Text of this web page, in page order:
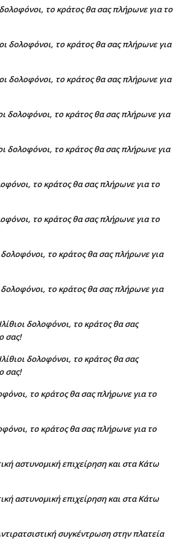
το κράτος θα σας πλήρωνε για το
δολοφόνοι, το κράτος θα σας πλήρωνε για
δολοφόνοι, το κράτος θα σας πλήρωνε για
δολοφόνοι, το κράτος θα σας πλήρωνε για
δολοφόνοι, το κράτος θα σας πλήρωνε για
το κράτος θα σας πλήρωνε για το
το κράτος θα σας πλήρωνε για το
δολοφόνοι, το κράτος θα σας πλήρωνε για
δολοφόνοι, το κράτος θα σας πλήρωνε για
δολοφόνοι, το κράτος θα σας
σας!
δολοφόνοι, το κράτος θα σας
σας!
το κράτος θα σας πλήρωνε για το
το κράτος θα σας πλήρωνε για το
αστυνομική επιχείρηση και στα Κάτω
αστυνομική επιχείρηση και στα Κάτω
συγκέντρωση στην πλατεία